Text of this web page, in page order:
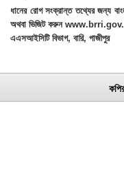
ধানের রোগ সংক্রান্ত তথ্যের জন্য
অথবা ভিজিট করুন
এএসআইসিটি বিভাগ, বারি, গাজীপুর